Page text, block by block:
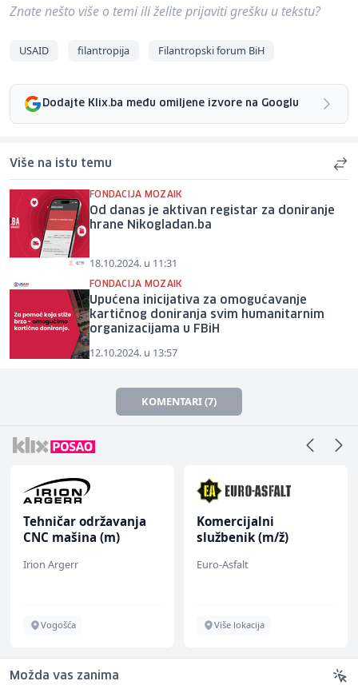
Znate nešto više o temi ili želite prijaviti grešku u tekstu?
USAID filantropija Filantropski forum BiH
Dodajte Klix.ba među omiljene izvore na Googlu
Više na istu temu
FONDACIJA MOZAIK
Od danas je aktivan registar za doniranje
hrane Nikogladan.ba
18.10.2024. u 11:31
FONDACIJA MOZAIK
Upućena inicijativa za omogućavanje
kartičnog doniranja svim humanitarnim
organizacijama u FBiH
12.10.2024. u 13:57
KOMENTARI (7)
Tehničar održavanja
CNC mašina (m)
Irion Argerr
Vogošća
Komercijalni
službenik (m/ž)
Euro-Asfalt
Više lokacija
Možda vas zanima